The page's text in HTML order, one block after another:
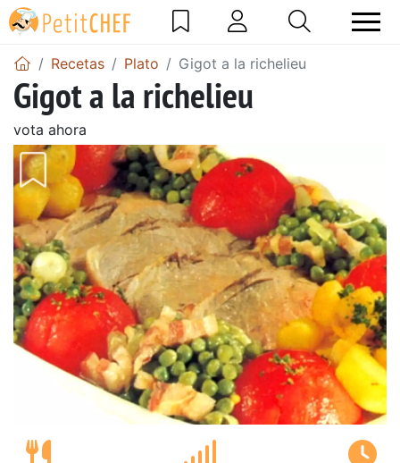
Recetas Plato Gigot a la richelieu
Gigot a la richelieu
vota ahora